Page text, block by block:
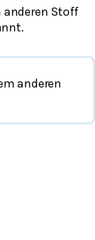
anderen Stoff
anderen